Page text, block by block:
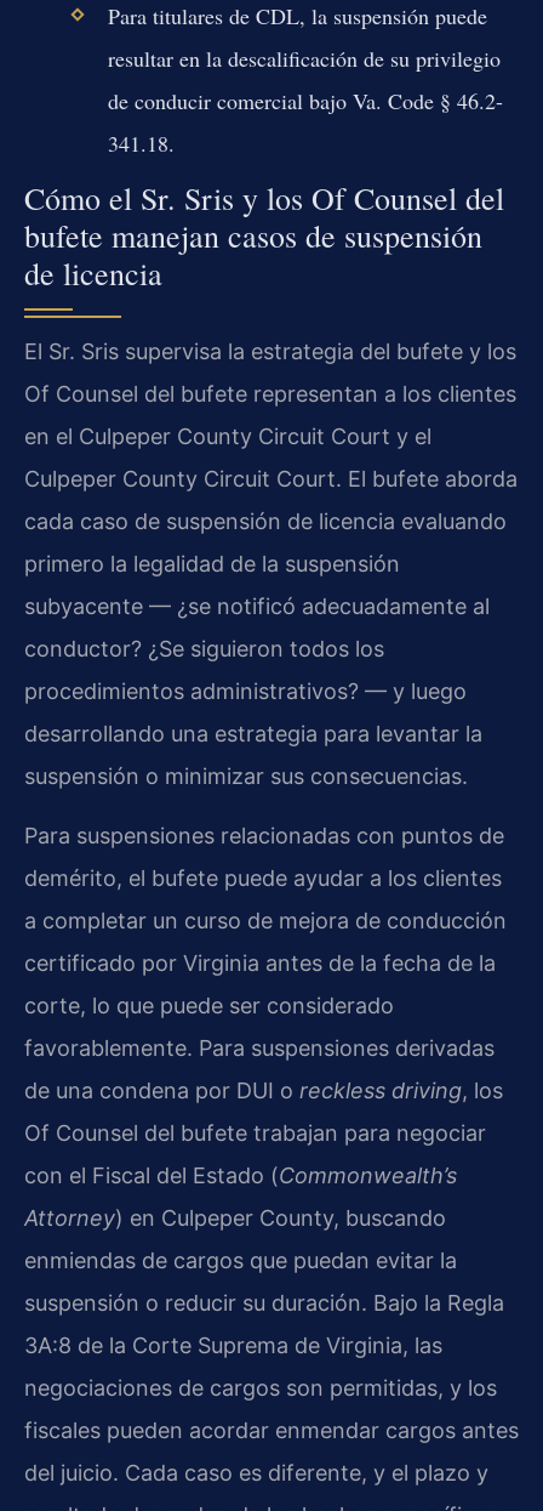
Para titulares de CDL, la suspensión puede
resultar en la descalificación de su privilegio
de conducir comercial bajo Va. Code § 46.2-
341.18.
Cómo el Sr. Sris y los Of Counsel del
bufete manejan casos de suspensión
de licencia
El Sr. Sris supervisa la estrategia del bufete y los
Of Counsel del bufete representan a los clientes
en el Culpeper County Circuit Court y el
Culpeper County Circuit Court. El bufete aborda
cada caso de suspensión de licencia evaluando
primero la legalidad de la suspensión
subyacente — ¿se notificó adecuadamente al
conductor? ¿Se siguieron todos los
procedimientos administrativos? — y luego
desarrollando una estrategia para levantar la
suspensión o minimizar sus consecuencias.
Para suspensiones relacionadas con puntos de
demérito, el bufete puede ayudar a los clientes
a completar un curso de mejora de conducción
certificado por Virginia antes de la fecha de la
corte, lo que puede ser considerado
favorablemente. Para suspensiones derivadas
de una condena por DUI o reckless driving, los
Of Counsel del bufete trabajan para negociar
con el Fiscal del Estado (Commonwealth’s
Attorney) en Culpeper County, buscando
enmiendas de cargos que puedan evitar la
suspensión o reducir su duración. Bajo la Regla
3A:8 de la Corte Suprema de Virginia, las
negociaciones de cargos son permitidas, y los
fiscales pueden acordar enmendar cargos antes
del juicio. Cada caso es diferente, y el plazo y